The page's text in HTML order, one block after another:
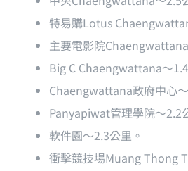
特易購Lotus
主要電影院
Big C Chaengwattana〜
Chaengwattana政府中心
Panyapiwat管理學院〜2.2
軟件園〜2.3公里。
衝擊競技場Muang Thong